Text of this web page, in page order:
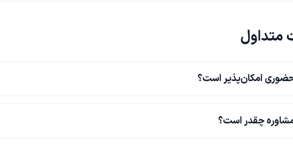
متداول
حضوری امکان‌پذیر است؟
چقدر است؟